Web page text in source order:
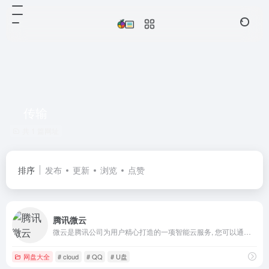
排序 发布 更新 浏览 点赞
腾讯微云
网盘大全 # cloud # QQ # U盘